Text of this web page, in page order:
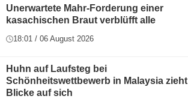
Unerwartete Mahr-Forderung einer
kasachischen Braut verblüfft alle
18:01 / 06 August 2026
Huhn auf Laufsteg bei
Schönheitswettbewerb in Malaysia zieht
Blicke auf sich